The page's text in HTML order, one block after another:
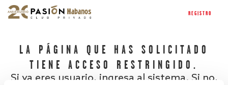
REGISTRO
LA PÁGINA QUE HAS SOLICITADO
TIENE ACCESO RESTRINGIDO.
Si ya eres usuario, ingresa al sistema. Si no,